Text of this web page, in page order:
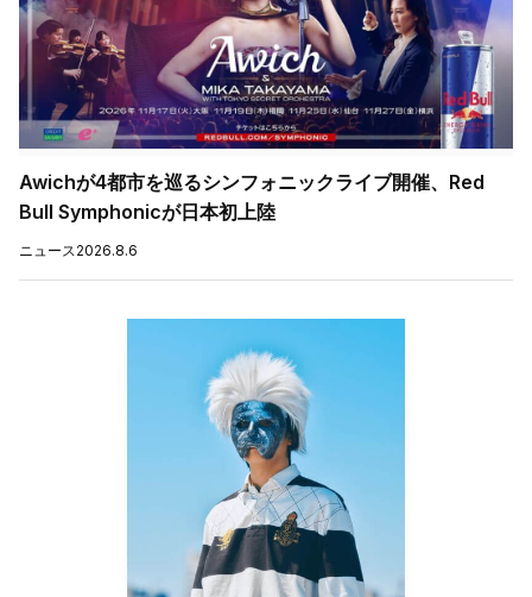
Awichが4都市を巡るシンフォニックライブ開催、Red
Bull Symphonicが日本初上陸
ニュース 2026.8.6